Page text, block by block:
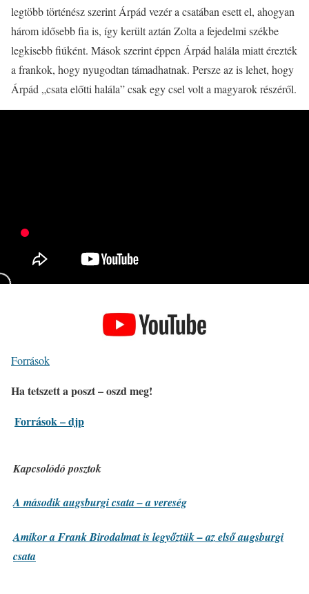
legtöbb történész szerint Árpád vezér a csatában esett el, ahogyan
három idősebb fia is, így került aztán Zolta a fejedelmi székbe
legkisebb fiúként. Mások szerint éppen Árpád halála miatt érezték
a frankok, hogy nyugodtan támadhatnak. Persze az is lehet, hogy
Árpád „csata előtti halála” csak egy csel volt a magyarok részéről.
Források
Ha tetszett a poszt – oszd meg!
Források – djp
Kapcsolódó posztok
A második augsburgi csata – a vereség
Amikor a Frank Birodalmat is legyőztük – az első augsburgi
csata